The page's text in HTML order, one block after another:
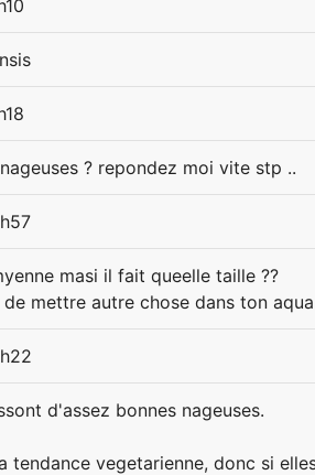
? repondez moi vite stp ..
masi il fait queelle taille ??
mettre autre chose dans ton
d'assez bonnes nageuses.
tendance vegetarienne, donc si